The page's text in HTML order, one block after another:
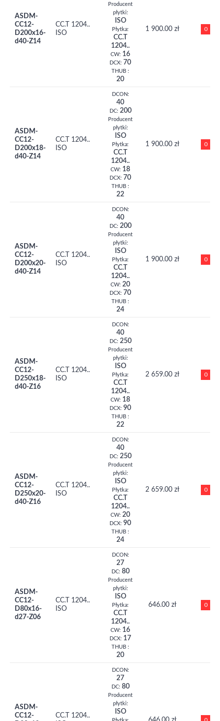
ASDM-
CC12-
D200x16-
d40-Z14
CC.T 1204..
ISO
Producent
płytki:
ISO
Płytka:
CC.T
1204..
CW: 16
DCX: 70
THUB :
20
1 900.00 zł 0
ASDM-
CC12-
D200x18-
d40-Z14
CC.T 1204..
ISO
DCON:
40
DC: 200
Producent
płytki:
ISO
Płytka:
CC.T
1204..
CW: 18
DCX: 70
THUB :
22
1 900.00 zł 0
ASDM-
CC12-
D200x20-
d40-Z14
CC.T 1204..
ISO
DCON:
40
DC: 200
Producent
płytki:
ISO
Płytka:
CC.T
1204..
CW: 20
DCX: 70
THUB :
24
1 900.00 zł 0
ASDM-
CC12-
D250x18-
d40-Z16
CC.T 1204..
ISO
DCON:
40
DC: 250
Producent
płytki:
ISO
Płytka:
CC.T
1204..
CW: 18
DCX: 90
THUB :
22
2 659.00 zł 0
ASDM-
CC12-
D250x20-
d40-Z16
CC.T 1204..
ISO
DCON:
40
DC: 250
Producent
płytki:
ISO
Płytka:
CC.T
1204..
CW: 20
DCX: 90
THUB :
24
2 659.00 zł 0
ASDM-
CC12-
D80x16-
d27-Z06
CC.T 1204..
ISO
DCON:
27
DC: 80
Producent
płytki:
ISO
Płytka:
CC.T
1204..
CW: 16
DCX: 17
THUB :
20
646.00 zł 0
ASDM-
CC12-
CC.T 1204..
DCON:
27
DC: 80
Producent
płytki:
ISO